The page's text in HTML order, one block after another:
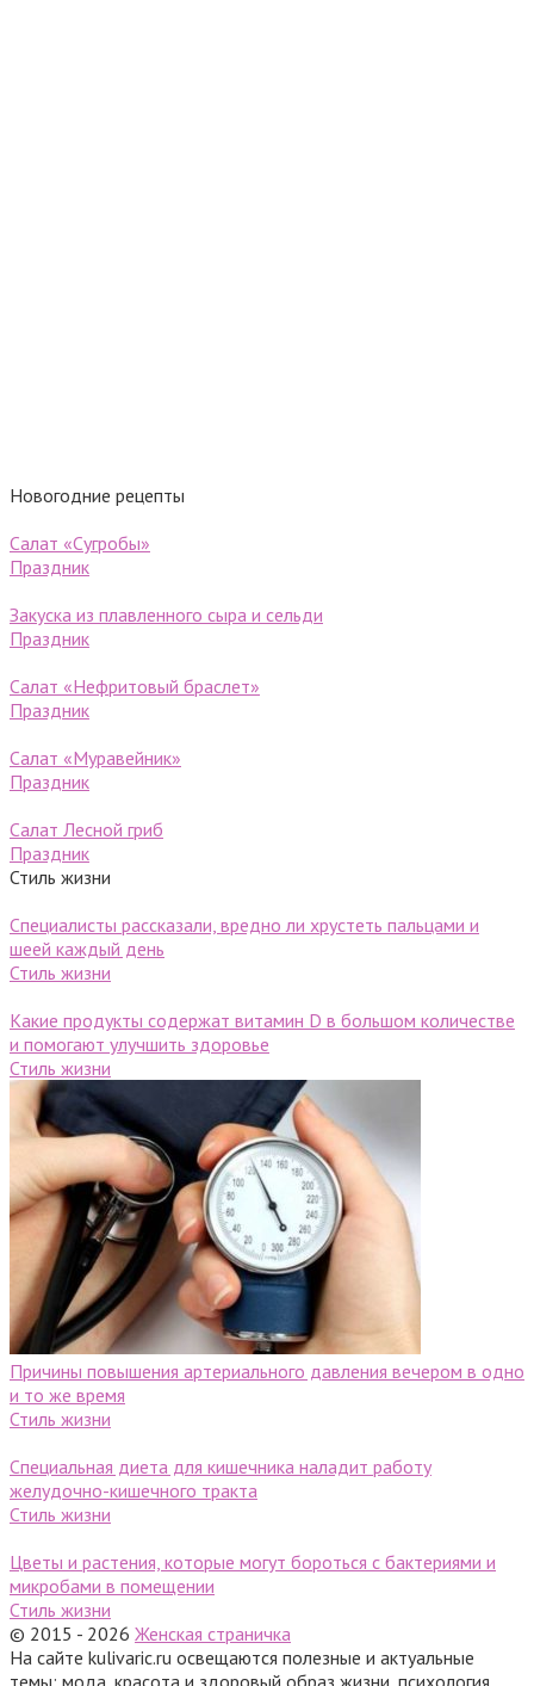
Новогодние рецепты
Салат «Сугробы»
Праздник
Закуска из плавленного сыра и сельди
Праздник
Салат «Нефритовый браслет»
Праздник
Салат «Муравейник»
Праздник
Салат Лесной гриб
Праздник
Стиль жизни
Специалисты рассказали, вредно ли хрустеть пальцами и
шеей каждый день
Стиль жизни
Какие продукты содержат витамин D в большом количестве
и помогают улучшить здоровье
Стиль жизни
Причины повышения артериального давления вечером в одно
и то же время
Стиль жизни
Специальная диета для кишечника наладит работу
желудочно-кишечного тракта
Стиль жизни
Цветы и растения, которые могут бороться с бактериями и
микробами в помещении
Стиль жизни
© 2015 - 2026 Женская страничка
На сайте kulivaric.ru освещаются полезные и актуальные
темы: мода, красота и здоровый образ жизни, психология,